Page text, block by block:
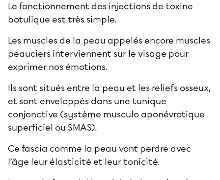
Le fonctionnement des injections de toxine
botulique est très simple.
Les muscles de la peau appelés encore muscles
peauciers interviennent sur le visage pour
exprimer nos émotions.
Ils sont situés entre la peau et les reliefs osseux,
et sont enveloppés dans une tunique
conjonctive (système musculo aponévrotique
superficiel ou SMAS).
Ce fascia comme la peau vont perdre avec
l’âge leur élasticité et leur tonicité.